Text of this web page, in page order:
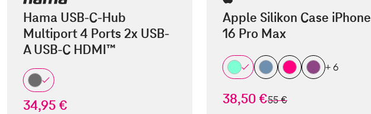
Hama USB-C-Hub
Multiport 4 Ports 2x USB-
A USB-C HDMI™
34,95 €
Apple Silikon Case iPhone
16 Pro Max
+ 6
38,50 €statt
55 €